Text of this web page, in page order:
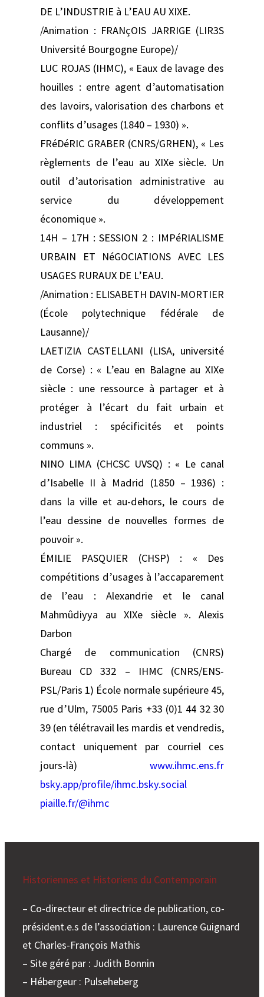
DE L’INDUSTRIE à L’EAU AU XIXE.
/Animation : FRANçOIS JARRIGE (LIR3S
Université Bourgogne Europe)/
LUC ROJAS (IHMC), « Eaux de lavage des
houilles : entre agent d’automatisation
des lavoirs, valorisation des charbons et
conflits d’usages (1840 – ‏1930) ».
FRéDéRIC GRABER (CNRS/GRHEN), « Les
règlements de l’eau au XIXe siècle. Un
outil d’autorisation administrative au
service du développement
économique ».
14H – 17H : SESSION 2 : IMPéRIALISME
URBAIN ET NéGOCIATIONS AVEC LES
USAGES RURAUX DE L’EAU.
/Animation : ELISABETH DAVIN‑MORTIER
(École polytechnique fédérale de
Lausanne)/
LAETIZIA CASTELLANI (LISA, université
de Corse) : « L’eau en Balagne au XIXe
siècle : une ressource à partager et à
protéger à l’écart du fait urbain et
industriel : spécificités et points
communs ».
NINO LIMA (CHCSC UVSQ) : « Le canal
d’Isabelle II à Madrid (1850 – 1936) :
dans la ville et au‑dehors, le cours de
l’eau dessine de nouvelles formes de
pouvoir ».
ÉMILIE PASQUIER (CHSP) : « Des
compétitions d’usages à l’accaparement
de l’eau : Alexandrie et le canal
Mahmûdiyya au XIXe siècle ». Alexis
Darbon
Chargé de communication (CNRS)
Bureau CD 332 – IHMC (CNRS/ENS-
PSL/Paris 1) École normale supérieure 45,
rue d’Ulm, 75005 Paris +33 (0)1 44 32 30
39 (en télétravail les mardis et vendredis,
contact uniquement par courriel ces
jours-là) www.ihmc.ens.fr
bsky.app/profile/ihmc.bsky.social
piaille.fr/@ihmc
Historiennes et Historiens du Contemporain
– Co-directeur et directrice de publication, co-
président.e.s de l’association : Laurence Guignard
et Charles-François Mathis
– Site géré par : Judith Bonnin
– Hébergeur : Pulseheberg